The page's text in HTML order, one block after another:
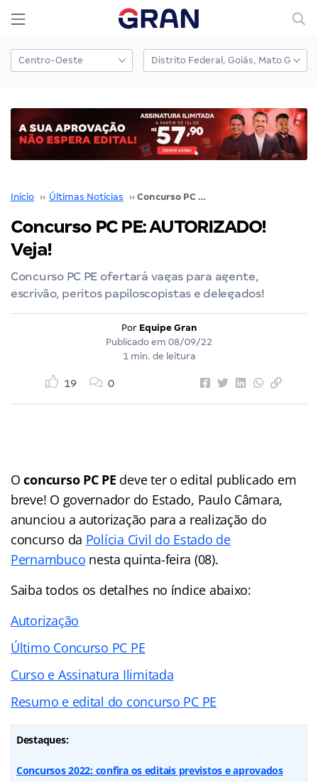
Início ›› Últimas Notícias ›› Concurso PC PE: AUTORIZADO! Veja!
Concurso PC PE: AUTORIZADO!
Veja!
Concurso PC PE ofertará vagas para agente,
escrivão, peritos papiloscopistas e delegados!
Por Equipe Gran
Publicado em 08/09/22
1 min. de leitura
19 0
Oconcurso PC PE deve ter o edital publicado em
breve! O governador do Estado, Paulo Câmara,
anunciou a autorização para a realização do
concurso da Polícia Civil do Estado de
Pernambuco nesta quinta-feira (08).
Saiba todos os detalhes no índice abaixo:
Autorização
Último Concurso PC PE
Curso e Assinatura Ilimitada
Resumo e edital do concurso PC PE
Destaques:
Concursos 2022: confira os editais previstos e aprovados